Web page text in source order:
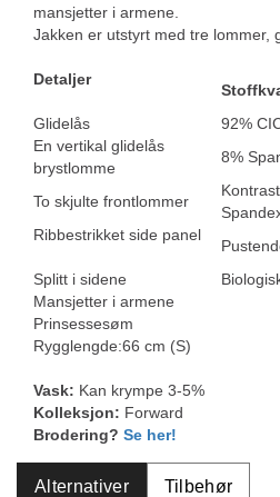
mansjetter i armene.
Jakken er utstyrt med tre lommer,
Detaljer
Glidelås
92%
En vertikal glidelås
brystlomme
8%
To skjulte frontlommer
Ribbestrikket side panel
Splitt i sidene
Mansjetter i armene
Prinsessesøm
Rygglengde:66 cm (S)
Vask: Kan krympe 3-5%
Kolleksjon: Forward
Brodering? Se her!
Alternativer Tilbehør